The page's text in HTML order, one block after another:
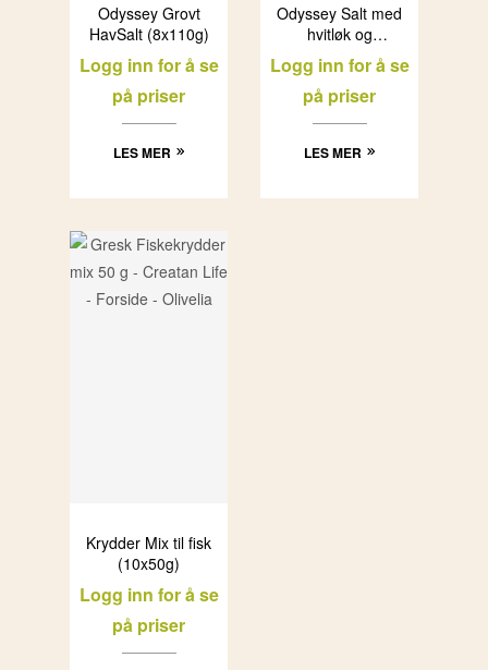
Odyssey Grovt
HavSalt (8x110g)
Logg inn for å se
på priser
LES MER
Odyssey Salt med
hvitløk og
basilikum
(12x180g)
Logg inn for å se
på priser
LES MER
Krydder Mix til fisk
(10x50g)
Logg inn for å se
på priser